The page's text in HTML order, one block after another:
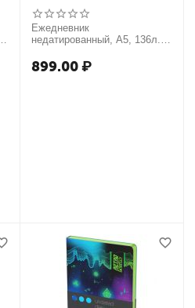
Ежедневник
недатированный, А5, 136л.,
желтый/розовый градиент
899.00₽